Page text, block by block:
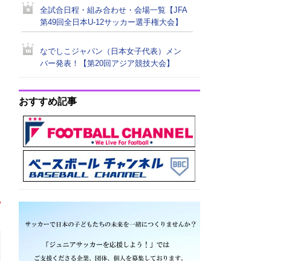
全試合日程・組み合わせ・会場一覧【JFA
第49回全日本U-12サッカー選手権大会】
なでしこジャパン（日本女子代表）メン
バー発表！【第20回アジア競技大会】
おすすめ記事